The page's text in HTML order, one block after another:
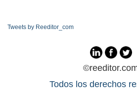
Tweets by Reeditor_com
Todos los derechos